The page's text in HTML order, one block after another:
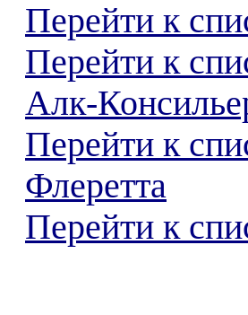
Перейти к
Перейти к
Алк-
Перейти к
Флеретта
Перейти к